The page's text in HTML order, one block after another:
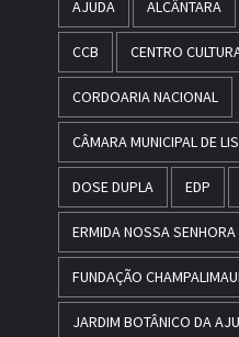
AJUDA ALCÂNTARA
CCB CENTRO
CORDOARIA NACIONAL
CÂMARA MUNICIPAL DE
DOSE DUPLA EDP
ERMIDA NOSSA
FUNDAÇÃO
JARDIM BOTÂNICO DA